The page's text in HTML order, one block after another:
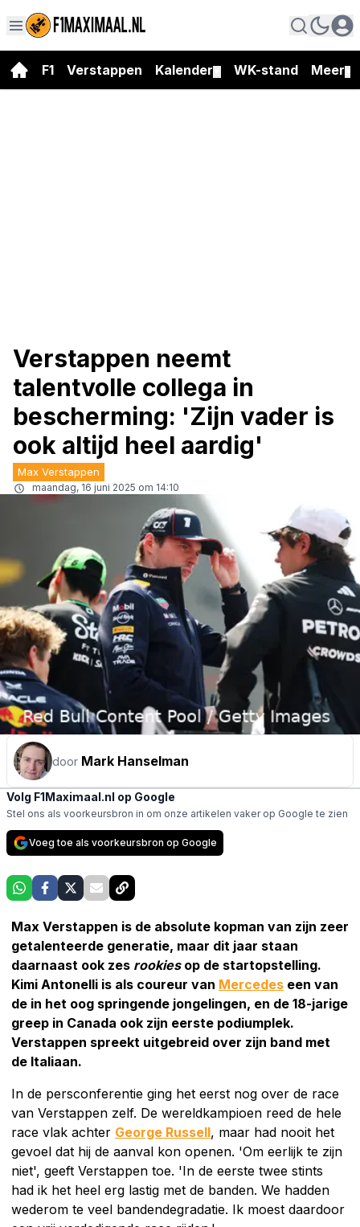
F1 Verstappen Kalender WK-stand Meer
Verstappen neemt
talentvolle collega in
bescherming: 'Zijn vader is
ook altijd heel aardig'
Max Verstappen
maandag, 16 juni 2025 om 14:10
door Mark Hanselman
Volg F1Maximaal.nl op Google
Stel ons als voorkeursbron in om onze artikelen vaker op Google te zien
Voeg toe als voorkeursbron op Google
Max Verstappen is de absolute kopman van zijn zeer
getalenteerde generatie, maar dit jaar staan
daarnaast ook zes rookiesop de startopstelling.
Kimi Antonelli is als coureur van Mercedes een van
de in het oog springende jongelingen, en de 18-jarige
greep in Canada ook zijn eerste podiumplek.
Verstappen spreekt uitgebreid over zijn band met
de Italiaan.
In de persconferentie ging het eerst nog over de race
van Verstappen zelf. De wereldkampioen reed de hele
race vlak achter George Russell, maar had nooit het
gevoel dat hij de aanval kon openen. 'Om eerlijk te zijn
niet', geeft Verstappen toe. 'In de eerste twee stints
had ik het heel erg lastig met de banden. We hadden
wederom te veel bandendegradatie. Ik moest daardoor